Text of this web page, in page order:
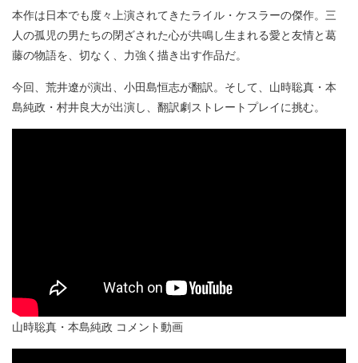
本作は日本でも度々上演されてきたライル・ケスラーの傑作。三
人の孤児の男たちの閉ざされた心が共鳴し生まれる愛と友情と葛
藤の物語を、切なく、力強く描き出す作品だ。
今回、荒井遼が演出、小田島恒志が翻訳。そして、山時聡真・本
島純政・村井良大が出演し、翻訳劇ストレートプレイに挑む。
︎山時聡真・本島純政 コメント動画